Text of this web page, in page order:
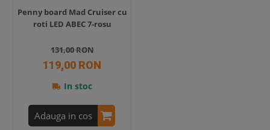
Penny board Mad Cruiser cu
roti LED ABEC 7-rosu
131,00 RON
119,00 RON
In stoc
Adauga in cos